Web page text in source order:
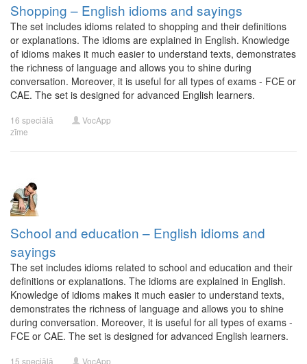
Shopping – English idioms and sayings
The set includes idioms related to shopping and their definitions
or explanations. The idioms are explained in English. Knowledge
of idioms makes it much easier to understand texts, demonstrates
the richness of language and allows you to shine during
conversation. Moreover, it is useful for all types of exams - FCE or
CAE. The set is designed for advanced English learners.
16 speciālā
zīme
VocApp
School and education – English idioms and
sayings
The set includes idioms related to school and education and their
definitions or explanations. The idioms are explained in English.
Knowledge of idioms makes it much easier to understand texts,
demonstrates the richness of language and allows you to shine
during conversation. Moreover, it is useful for all types of exams -
FCE or CAE. The set is designed for advanced English learners.
15 speciālā VocApp